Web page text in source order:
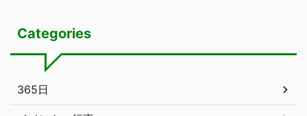
Categories
365日